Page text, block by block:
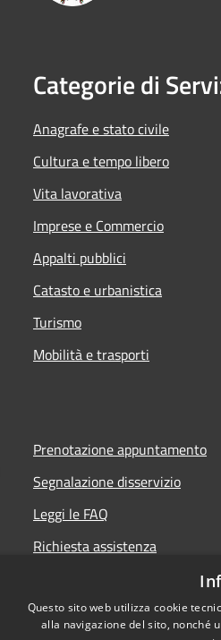
Categorie di
Anagrafe e stato civile
Cultura e tempo libero
Vita lavorativa
Imprese e Commercio
Appalti pubblici
Catasto e urbanistica
Turismo
Mobilità e trasporti
Prenotazione appuntamento
Segnalazione disservizio
Leggi le FAQ
Richiesta assistenza
Questo sito web utilizza cookie
alla navigazione del sito, nonché